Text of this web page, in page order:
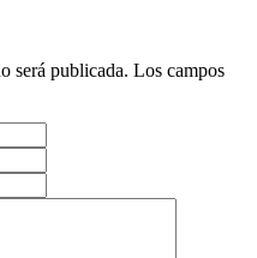
será publicada. Los campos